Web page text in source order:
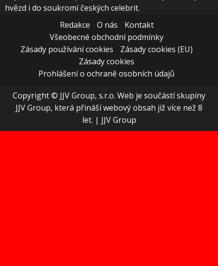
hvězd i do soukromí českých celebrit.
Redakce
O nás
Kontakt
Všeobecné obchodní podmínky
Zásady používání cookies
Zásady cookies (EU)
Zásady cookies
Prohlášení o ochraně osobních údajů
Copyright © JJV Group, s.r.o. Web je součástí skupiny
JJV Group, která přináší webový obsah již více než 8
let. | JJV Group